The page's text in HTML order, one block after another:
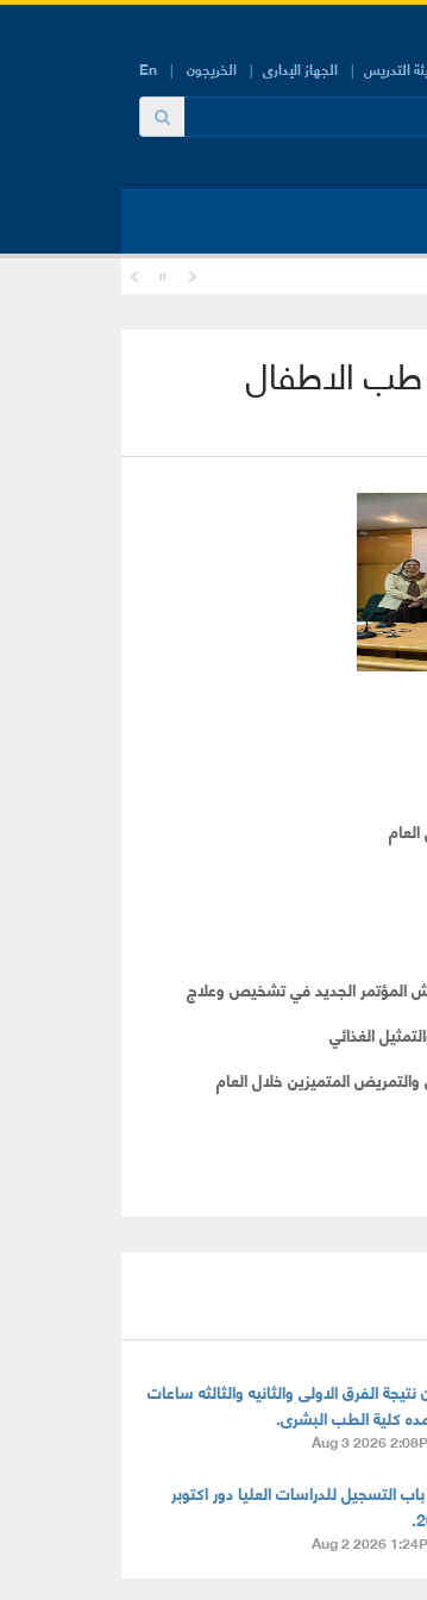
En التدريس الجهاز الإدارى الخريجون
طب الاطفال
المؤتمر الجديد في تشخيص وعلاج
الغذائي
المتميزين خلال العام
نتيجة الفرق الاولى والثانيه والثالثه ساعات
كلية الطب البشرى.
Aug 3 2026
التسجيل للدراسات العليا دور اكتوبر
Aug 2 2026